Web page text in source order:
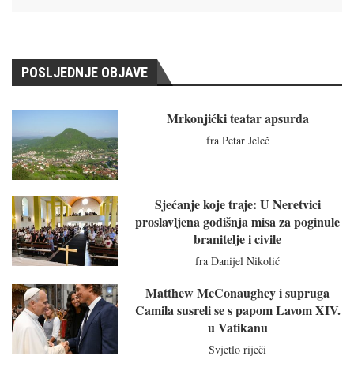
POSLJEDNJE OBJAVE
Mrkonjićki teatar apsurda
fra Petar Jeleč
Sjećanje koje traje: U Neretvici
proslavljena godišnja misa za poginule
branitelje i civile
fra Danijel Nikolić
Matthew McConaughey i supruga
Camila susreli se s papom Lavom XIV.
u Vatikanu
Svjetlo riječi